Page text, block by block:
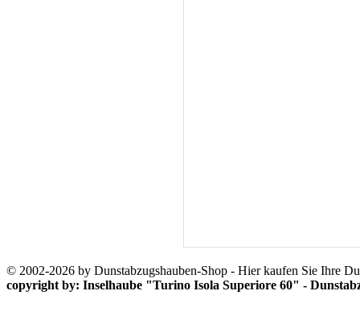
© 2002-2026 by Dunstabzugshauben-Shop - Hier kaufen Sie Ihre
copyright by: Inselhaube "Turino Isola Superiore 60" -